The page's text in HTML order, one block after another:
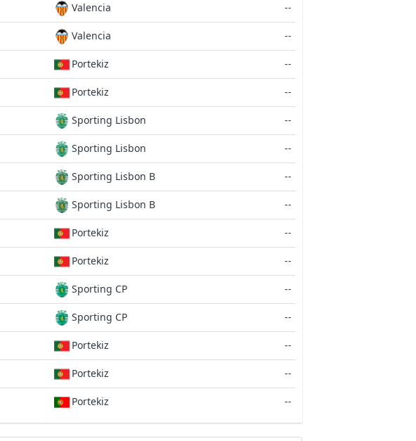
Valencia --
Valencia --
Portekiz --
Portekiz --
Sporting Lisbon --
Sporting Lisbon --
Sporting Lisbon B --
Sporting Lisbon B --
Portekiz --
Portekiz --
Sporting CP --
Sporting CP --
Portekiz --
Portekiz --
Portekiz --